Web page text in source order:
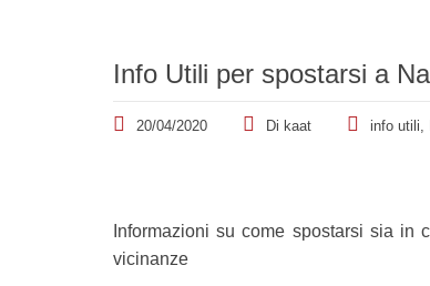
Info Utili per spostarsi a
20/04/2020 Di kaat info utili,
Informazioni su come spostarsi sia
vicinanze